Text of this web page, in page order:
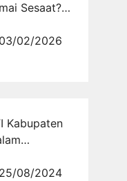
Sesaat?
03/02/2026
Kabupaten
25/08/2024